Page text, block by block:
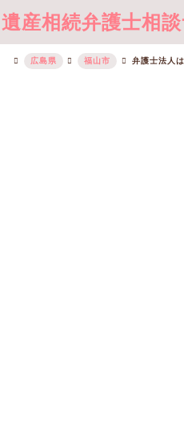
遺産相続弁護士相
広島県 福山市 弁護士法人